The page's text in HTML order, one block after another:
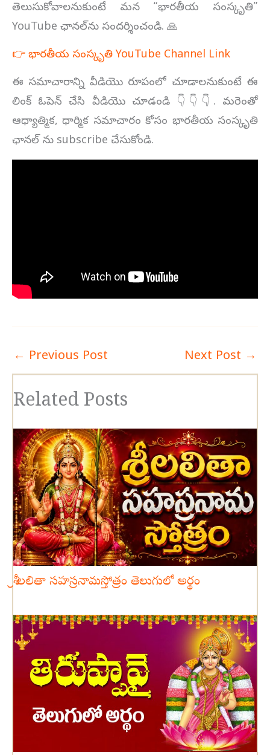
తెలుసుకోవాలనుకుంటే మన “భారతీయ సంస్కృతి”
YouTube ఛానల్‌ను సందర్శించండి. 🙏
👉 భారతీయ సంస్కృతి YouTube Channel Link
ఈ సమాచారాన్ని వీడియొ రూపంలో చూడాలనుకుంటే ఈ
లింక్ ఓపెన్ చేసి వీడియొ చూడండి 👇👇👇. మరెంతో
ఆధ్యాత్మిక, ధార్మిక సమాచారం కోసం భారతీయ సంస్కృతి
ఛానల్ ను subscribe చేసుకోండి.
← Previous Post Next Post →
Related Posts
శ్రీ లలితా సహస్రనామస్తోత్రం తెలుగులో అర్థం